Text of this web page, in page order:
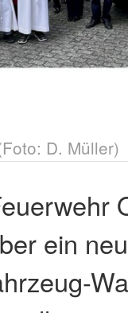
D. Müller)
ein